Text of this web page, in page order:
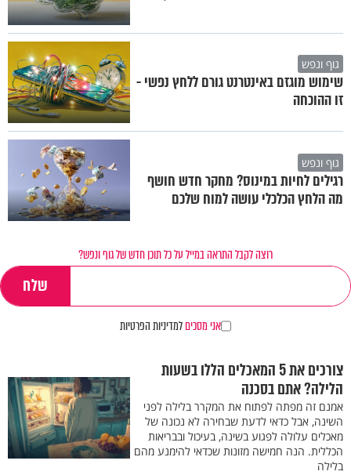
גוף ונפש
שימוש מוגזם באינטרנט גורם ללחץ נפשי -
זו ההוכחה
גוף ונפש
רגילים לחיות במינוס? מחקר חדש חושף
מה הלחץ הכלכלי עושה למוח שלכם
רוצה לקבל התראה במייל על כל תוכן חדש של גוף ונפש?
אני מסכיםלמדיניות הפרטיות
צורכים את 5 המאכלים הללו בשעות
הלילה? אתם בסכנה
אמנם זה מפתה לפתוח את המקרר בלילה לפני
השינה, אבל כדאי לדעת שבחירה לא נכונה של
מאכלים עלולה לפגוע בשינה, בעיכול ובבריאות
הכללית. הנה חמישה מזונות שכדאי להימנע מהם
בלילה